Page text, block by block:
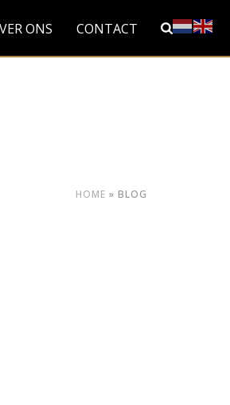
ONS CONTACT
HOME » BLOG